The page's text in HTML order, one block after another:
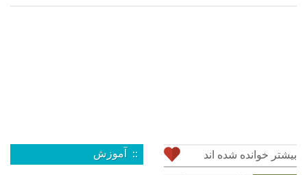
بیشتر خوانده شده اند :: آموزش